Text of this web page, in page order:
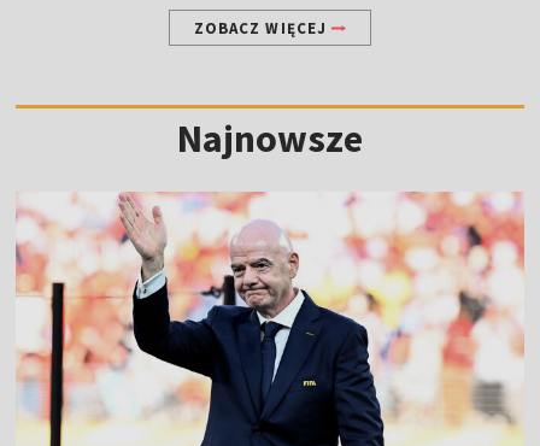
ZOBACZ WIĘCEJ
Najnowsze